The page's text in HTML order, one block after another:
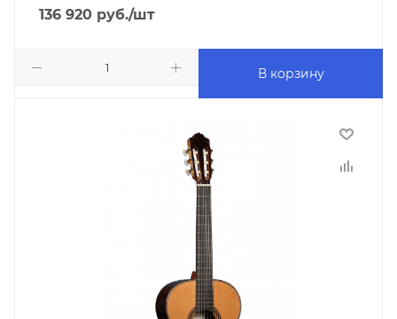
136 920 руб./шт
В корзину